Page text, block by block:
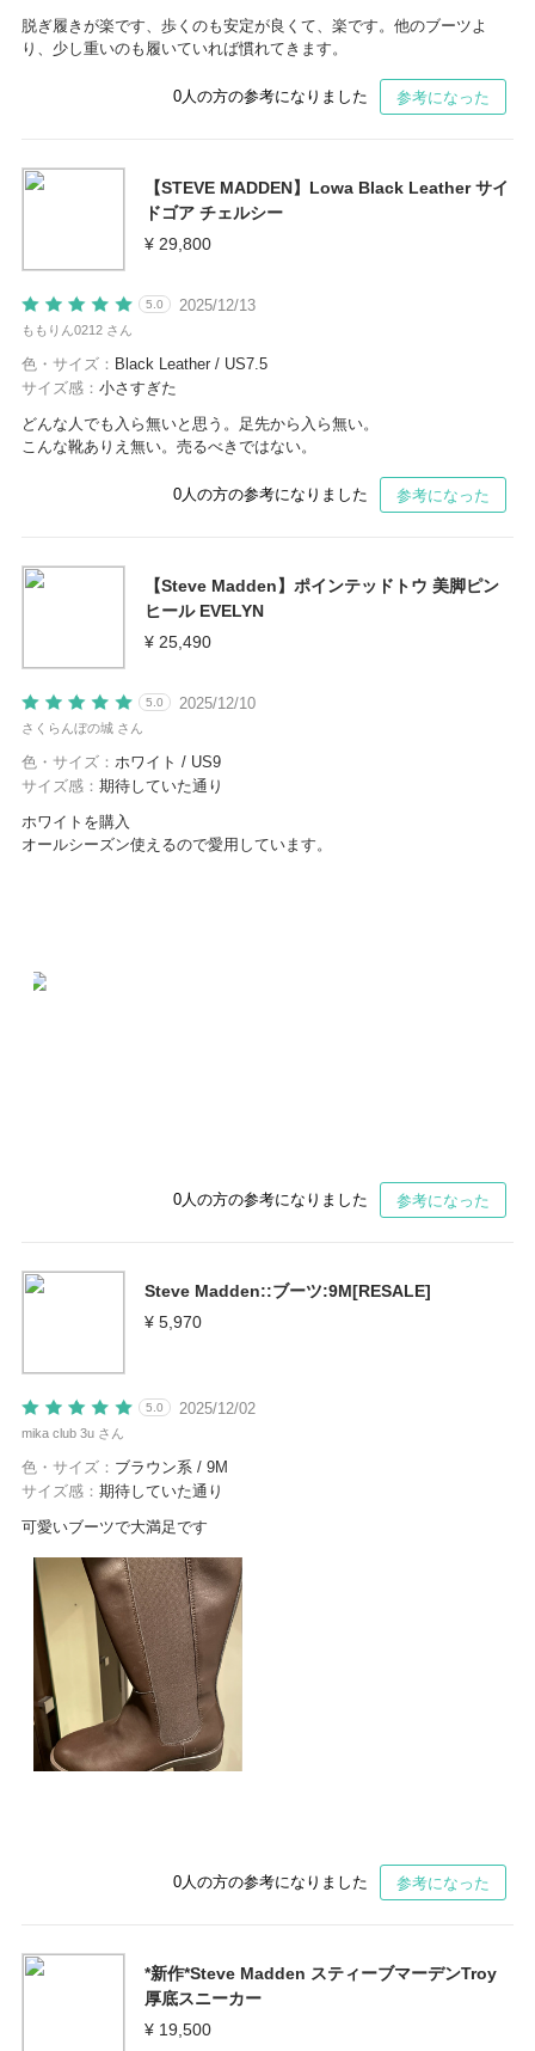
脱ぎ履きが楽です、歩くのも安定が良くて、楽です。他のブーツよ
り、少し重いのも履いていれば慣れてきます。
0人の方の参考になりました 参考になった
【STEVE MADDEN】Lowa Black Leather サイ
ドゴア チェルシー
¥ 29,800
2025/12/13
5.0
ももりん0212 さん
色・サイズ： Black Leather / US7.5
サイズ感： 小さすぎた
どんな人でも入ら無いと思う。足先から入ら無い。
こんな靴ありえ無い。売るべきではない。
0人の方の参考になりました 参考になった
【Steve Madden】ポインテッドトウ 美脚ピン
ヒール EVELYN
¥ 25,490
2025/12/10
5.0
さくらんぼの城 さん
色・サイズ： ホワイト / US9
サイズ感： 期待していた通り
ホワイトを購入
オールシーズン使えるので愛用しています。
0人の方の参考になりました 参考になった
Steve Madden::ブーツ:9M[RESALE]
¥ 5,970
2025/12/02
5.0
mika club 3u さん
色・サイズ： ブラウン系 / 9M
サイズ感： 期待していた通り
可愛いブーツで大満足です
0人の方の参考になりました 参考になった
*新作*Steve Madden スティーブマーデンTroy
厚底スニーカー
¥ 19,500